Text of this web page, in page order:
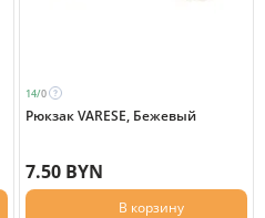
14/0
Рюкзак VARESE, Бежевый
7.50 BYN
В корзину